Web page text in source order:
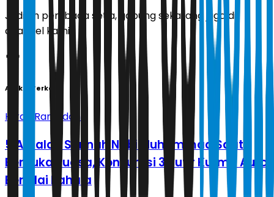
Jadilah pembaca setia, gabung sekarang juga di
channel kami!
Artikel Terkait
Hijrah Ramadan
5 Amalan Sunnah Nabi Muhammad Saat
Berbuka Puasa, Konsumsi 3 Butir Kurma Auto
Bernilai Pahala